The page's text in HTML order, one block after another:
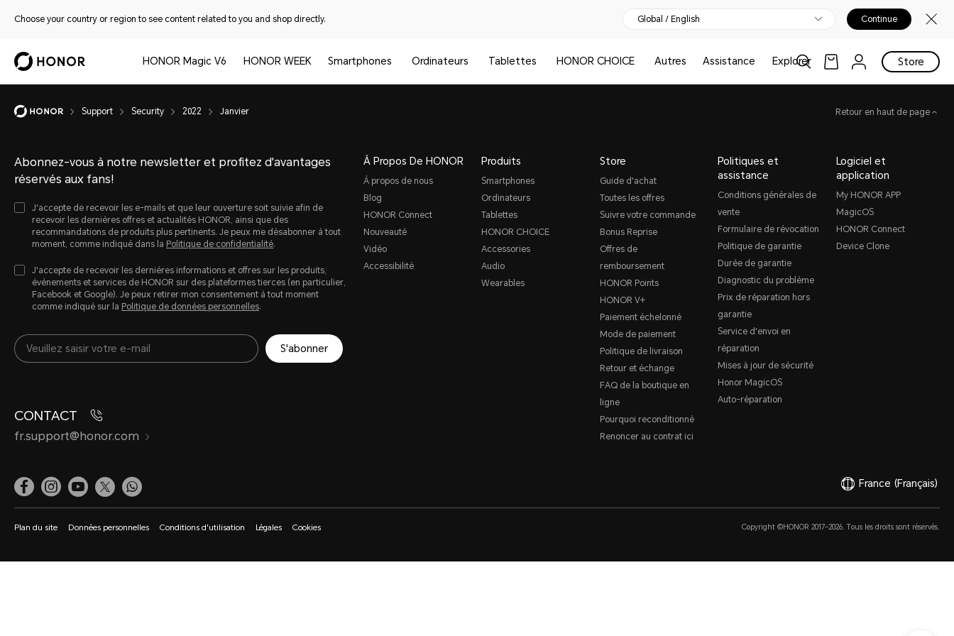
Choose your country or region to see content related to you and shop directly. Global / English Continue
HONOR Magic V6 HONOR WEEK Smartphones Ordinateurs Tablettes HONOR CHOICE Autres Assistance Explorer Store
Support Security 2022 Janvier Retour en haut de page
Abonnez-vous à notre newsletter et profitez d'avantages
réservés aux fans!
J'accepte de recevoir les e-mails et que leur ouverture soit suivie afin de
recevoir les dernières offres et actualités HONOR, ainsi que des
recommandations de produits plus pertinents. Je peux me désabonner à tout
moment, comme indiqué dans la Politique de confidentialité.
J'accepte de recevoir les dernières informations et offres sur les produits,
évènements et services de HONOR sur des plateformes tierces (en particulier,
Facebook et Google). Je peux retirer mon consentement à tout moment
comme indiqué sur la Politique de données personnelles.
S'abonner
CONTACT
fr.support@honor.com
À Propos De HONOR
À propos de nous
Blog
HONOR Connect
Nouveauté
Vidéo
Accessibilité
Produits
Smartphones
Ordinateurs
Tablettes
HONOR CHOICE
Accessories
Audio
Wearables
Store
Guide d'achat
Toutes les offres
Suivre votre commande
Bonus Reprise
Offres de
remboursement
HONOR Points
HONOR V+
Paiement échelonné
Mode de paiement
Politique de livraison
Retour et échange
FAQ de la boutique en
ligne
Pourquoi reconditionné
Renoncer au contrat ici
Politiques et
assistance
Conditions générales de
vente
Formulaire de révocation
Politique de garantie
Durée de garantie
Diagnostic du problème
Prix de réparation hors
garantie
Service d'envoi en
réparation
Mises à jour de sécurité
Honor MagicOS
Auto-réparation
Logiciel et
application
My HONOR APP
MagicOS
HONOR Connect
Device Clone
France (Français)
Plan du site Données personnelles Conditions d'utilisation Légales Cookies Copyright ©HONOR 2017-2026. Tous les droits sont réservés.